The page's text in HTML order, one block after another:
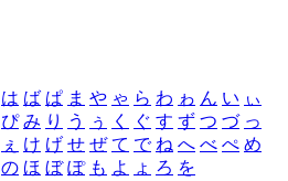
は ば ぱ ま や ゃ ら わ ゎ ん い ぃ
ぴ み り う ぅ く ぐ す ず つ づ っ
ぇ け げ せ ぜ て で ね へ べ ぺ め
の ほ ぼ ぽ も よ ょ ろ を